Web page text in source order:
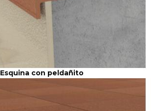
Esquina con peldañito